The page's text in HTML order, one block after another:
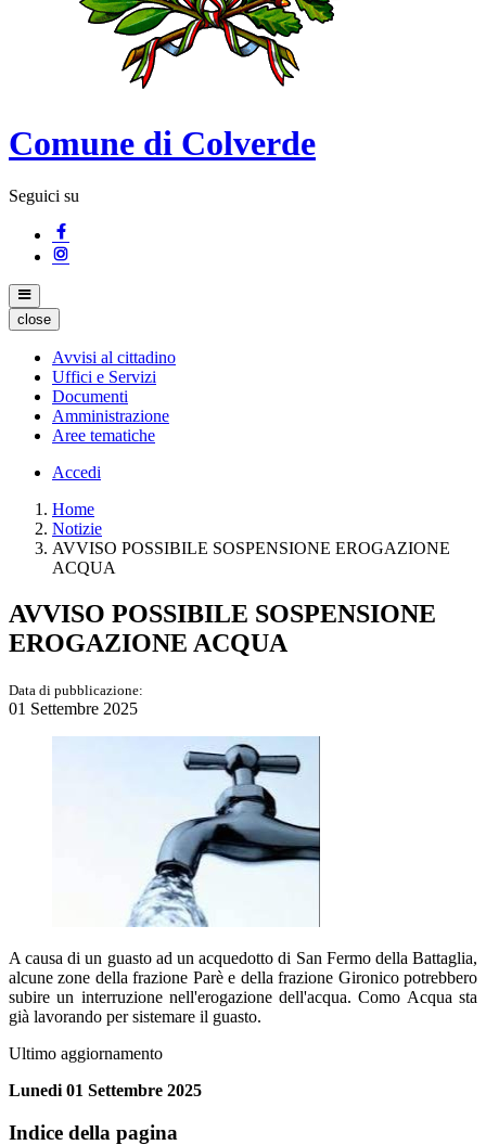
Comune di Colverde
Seguici su
close
Avvisi al cittadino
Uffici e Servizi
Documenti
Amministrazione
Aree tematiche
Accedi
Home
Notizie
AVVISO POSSIBILE SOSPENSIONE EROGAZIONE
ACQUA
AVVISO POSSIBILE SOSPENSIONE
EROGAZIONE ACQUA
Data di pubblicazione:
01 Settembre 2025
A causa di un guasto ad un acquedotto di San Fermo della Battaglia,
alcune zone della frazione Parè e della frazione Gironico potrebbero
subire un interruzione nell'erogazione dell'acqua. Como Acqua sta
già lavorando per sistemare il guasto.
Ultimo aggiornamento
Lunedi 01 Settembre 2025
Indice della pagina